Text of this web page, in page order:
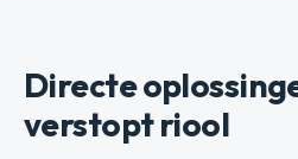
Directe
verstopt riool